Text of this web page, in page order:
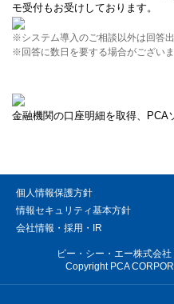
モ受付もお受けしております。
※システム導入のご相談以外は回答
※回答に数日を要する場合がございま
金融機関の口座明細を取得、PCA
個人情報保護方針
情報セキュリティ基本方針
会社情報・採用・IR
ピー・シー・エー株式会
Copyright PCA